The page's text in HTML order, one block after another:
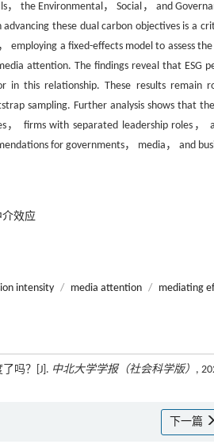
the Environmental， Social， and
these dual carbon objectives is a
employing a fixed-effects model to assess
attention. The findings reveal that ESG
this relationship. These results remain
sampling. Further analysis shows that
， firms with separated leadership roles，
for governments， media， and
介效应
intensity / media attention / mediating
吗？[J]. 中北大学学报（社会科学版） ,
下一篇